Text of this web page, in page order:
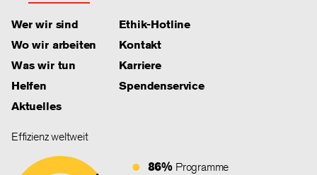
Wer wir sind
Wo wir arbeiten
Was wir tun
Helfen
Aktuelles
Ethik-Hotline
Kontakt
Karriere
Spendenservice
Effizienz weltweit
86% Programme